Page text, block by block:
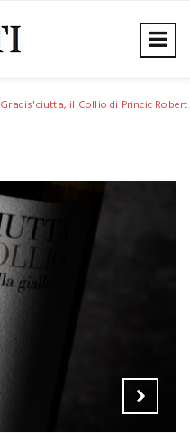
Gradis'ciutta, il Collio di Princic Robert